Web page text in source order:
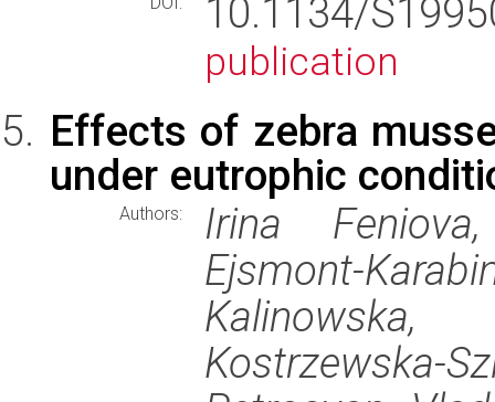
10.1134/
publication
Effects of zebra
under eutrophic
Authors:
Irina
Ejsmont-
Kostrzewska-